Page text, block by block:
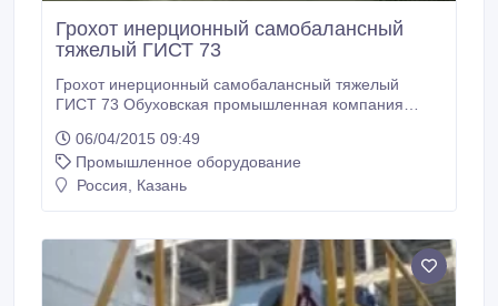
Грохот инерционный самобалансный
тяжелый ГИСТ 73
Грохот инерционный самобалансный тяжелый
ГИСТ 73 Обуховская промышленная компания
самобалансный тяжелый ГИСТ 73. Предназначен
для разделения по крупности сыпучих материалов с
объемной массой насыпного груза до 2, 8т/куб.м на
грохочения рядовых углей.
06/04/2015 09:49
Промышленное оборудование
Россия, Казань